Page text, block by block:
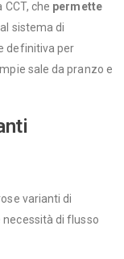
che permette
sistema di
definitiva per
sale da pranzo e
varianti di
di flusso